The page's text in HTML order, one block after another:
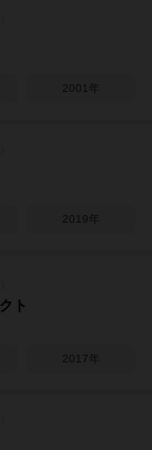
2001年
2019年
ト
2017年